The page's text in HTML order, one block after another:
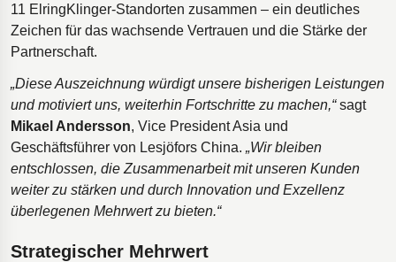
11 ElringKlinger-Standorten zusammen – ein deutliches
Zeichen für das wachsende Vertrauen und die Stärke der
Partnerschaft.
„Diese Auszeichnung würdigt unsere bisherigen Leistungen
und motiviert uns, weiterhin Fortschritte zu machen,“sagt
Mikael Andersson, Vice President Asia und
Geschäftsführer von Lesjöfors China. „Wir bleiben
entschlossen, die Zusammenarbeit mit unseren Kunden
weiter zu stärken und durch Innovation und Exzellenz
überlegenen Mehrwert zu bieten.“
Strategischer Mehrwert